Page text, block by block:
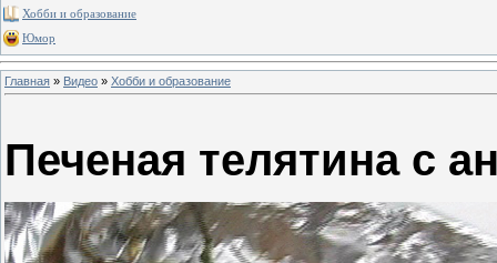
Хобби и образование
Юмор
Главная » Видео » Хобби и образование
Печеная телятина с